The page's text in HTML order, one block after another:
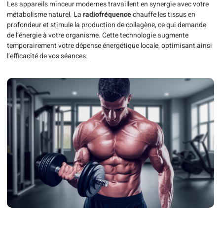
Les appareils minceur modernes travaillent en synergie avec votre
métabolisme naturel. Laradiofréquencechauffe les tissus en
profondeur et stimule la production de collagène, ce qui demande
de l’énergie à votre organisme. Cette technologie augmente
temporairement votre dépense énergétique locale, optimisant ainsi
l’efficacité de vos séances.